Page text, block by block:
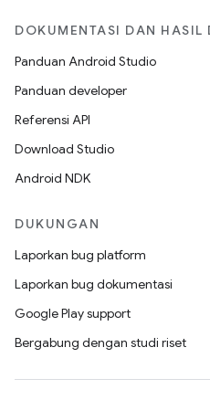
DOKUMENTASI DAN HASIL
Panduan Android Studio
Panduan developer
Referensi API
Download Studio
Android NDK
DUKUNGAN
Laporkan bug platform
Laporkan bug dokumentasi
Google Play support
Bergabung dengan studi riset